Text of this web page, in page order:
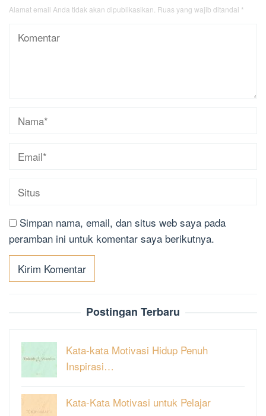
Alamat email Anda tidak akan dipublikasikan. Ruas yang wajib ditandai *
Simpan nama, email, dan situs web saya pada
peramban ini untuk komentar saya berikutnya.
Postingan Terbaru
Kata-kata Motivasi Hidup Penuh
Inspirasi…
Kata-Kata Motivasi untuk Pelajar